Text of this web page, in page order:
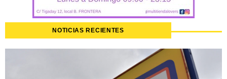
NOTICIAS RECIENTES